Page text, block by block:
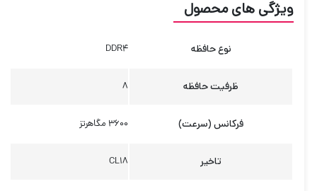
ویژگی های محصول
نوع حافظه DDR4
ظرفیت حافظه
فرکانس (سرعت) 3600 مگاهرتز
تاخیر CL18